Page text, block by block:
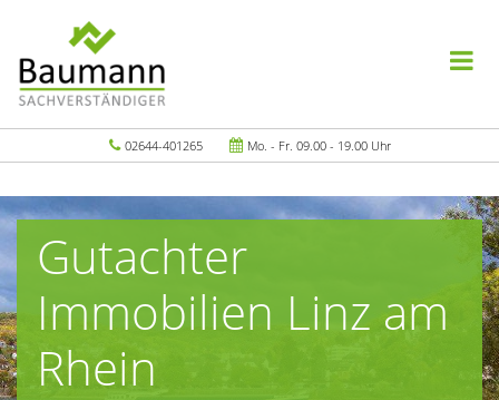
02644-401265 Mo. - Fr. 09.00 - 19.00 Uhr
Gutachter
Immobilien Linz am
Rhein